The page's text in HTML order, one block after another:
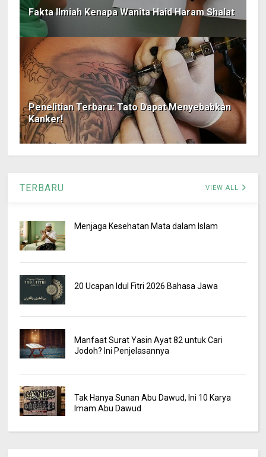
Fakta Ilmiah Kenapa Wanita Haid Haram Shalat
Penelitian Terbaru: Tato Dapat Menyebabkan
Kanker!
TERBARU VIEW ALL
Menjaga Kesehatan Mata dalam Islam
20 Ucapan Idul Fitri 2026 Bahasa Jawa
Manfaat Surat Yasin Ayat 82 untuk Cari
Jodoh? Ini Penjelasannya
Tak Hanya Sunan Abu Dawud, Ini 10 Karya
Imam Abu Dawud